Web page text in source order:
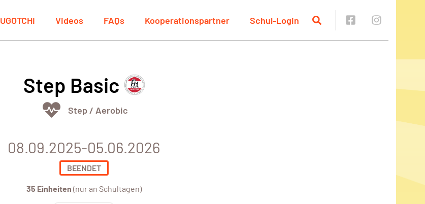
UGOTCHI Videos FAQs Kooperationspartner Schul-Login
Step Basic
Step / Aerobic
08.09.2025-05.06.2026
BEENDET
35 Einheiten (nur an Schultagen)